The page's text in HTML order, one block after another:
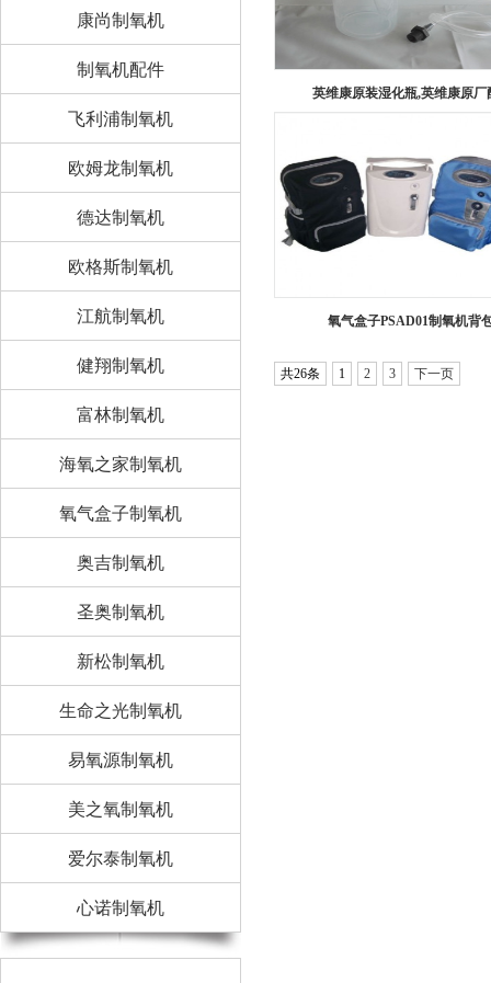
康尚制氧机
制氧机配件
飞利浦制氧机
欧姆龙制氧机
德达制氧机
欧格斯制氧机
江航制氧机
健翔制氧机
富林制氧机
海氧之家制氧机
氧气盒子制氧机
奥吉制氧机
圣奥制氧机
新松制氧机
生命之光制氧机
易氧源制氧机
美之氧制氧机
爱尔泰制氧机
心诺制氧机
英维康原装湿化瓶,英维康原厂
氧气盒子PSAD01制氧机背
共26条 1 2 3 下一页